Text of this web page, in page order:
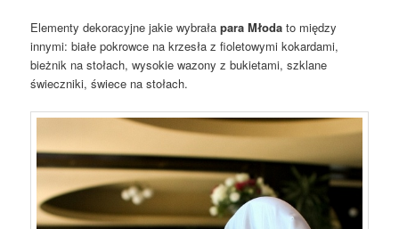
Elementy dekoracyjne jakie wybrałapara Młoda to między
innymi: białe pokrowce na krzesła z fioletowymi kokardami,
bieżnik na stołach, wysokie wazony z bukietami, szklane
świeczniki, świece na stołach.